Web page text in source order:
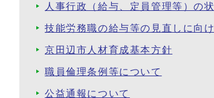
人事行政（給与、定員管理等）の
技能労務職の給与等の見直しに向
京田辺市人材育成基本方針
職員倫理条例等について
公益通報について